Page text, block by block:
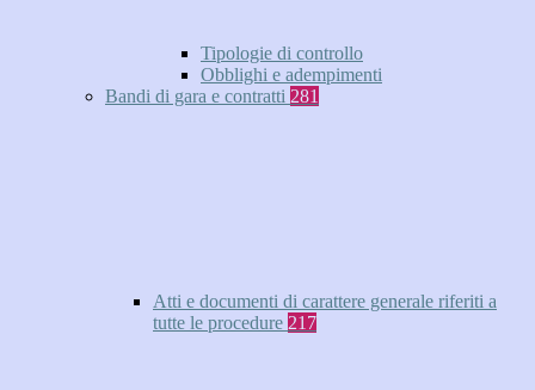
Tipologie di controllo
Obblighi e adempimenti
Bandi di gara e contratti 281
Atti e documenti di carattere generale riferiti a
tutte le procedure 217